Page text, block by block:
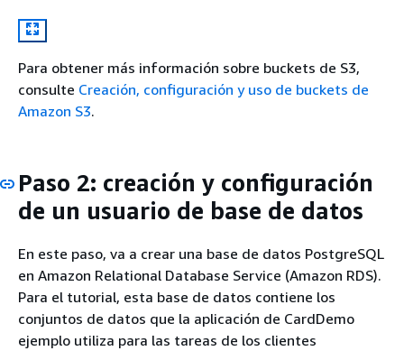
Para obtener más información sobre buckets de S3,
consulte Creación, configuración y uso de buckets de
Amazon S3.
Paso 2: creación y configuración
de un usuario de base de datos
En este paso, va a crear una base de datos PostgreSQL
en Amazon Relational Database Service (Amazon RDS).
Para el tutorial, esta base de datos contiene los
conjuntos de datos que la aplicación de CardDemo
ejemplo utiliza para las tareas de los clientes